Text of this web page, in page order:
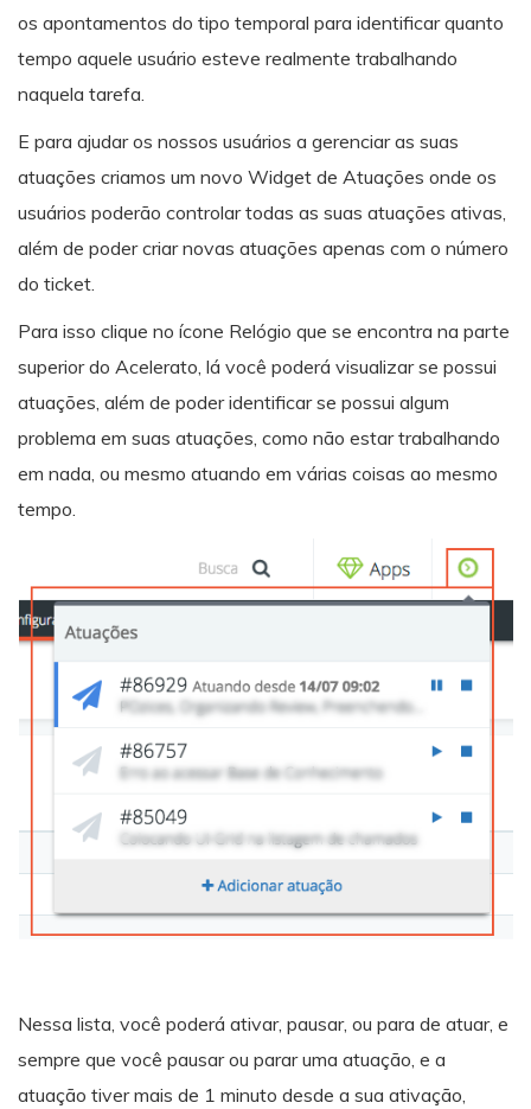
os apontamentos do tipo temporal para identificar quanto
tempo aquele usuário esteve realmente trabalhando
naquela tarefa.
E para ajudar os nossos usuários a gerenciar as suas
atuações criamos um novo Widget de Atuações onde os
usuários poderão controlar todas as suas atuações ativas,
além de poder criar novas atuações apenas com o número
do ticket.
Para isso clique no ícone Relógio que se encontra na parte
superior do Acelerato, lá você poderá visualizar se possui
atuações, além de poder identificar se possui algum
problema em suas atuações, como não estar trabalhando
em nada, ou mesmo atuando em várias coisas ao mesmo
tempo.
Nessa lista, você poderá ativar, pausar, ou para de atuar, e
sempre que você pausar ou parar uma atuação, e a
atuação tiver mais de 1 minuto desde a sua ativação,